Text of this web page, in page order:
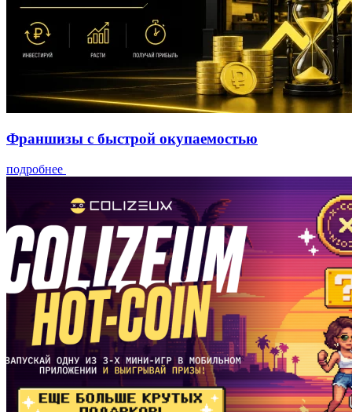
Франшизы с быстрой окупаемостью
подробнее